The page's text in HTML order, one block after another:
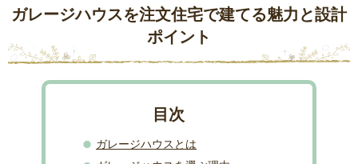
ガレージハウスを注文住宅で建てる魅力と設計
ポイント
ガレージハウスとは